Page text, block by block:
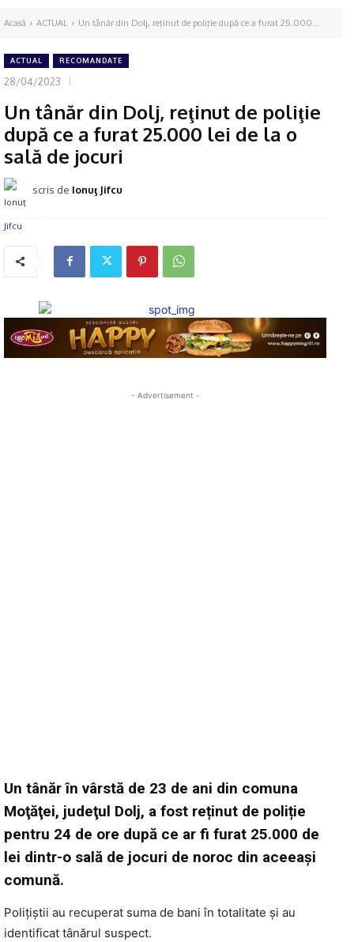
Acasă ACTUAL Un tânăr din Dolj, reţinut de poliţie după ce a furat 25.000...
ACTUAL RECOMANDATE
28/04/2023
Un tânăr din Dolj, reţinut de poliţie
după ce a furat 25.000 lei de la o
sală de jocuri
scris de Ionuţ Jifcu
- Advertisement -
Un tânăr în vârstă de 23 de ani din comuna
Moţăţei, judeţul Dolj, a fost reținut de poliție
pentru 24 de ore după ce ar fi furat 25.000 de
lei dintr-o sală de jocuri de noroc din aceeași
comună.
Polițiștii au recuperat suma de bani în totalitate și au
identificat tânărul suspect.